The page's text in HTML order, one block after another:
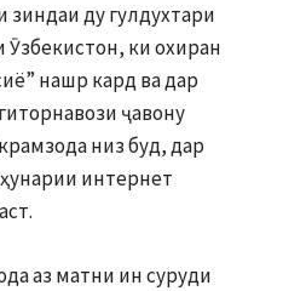
зиндаи ду гулдухтари
Ӯзбекистон, ки охиран
нашр кард ва дар
ҷавону
низ буд, дар
интернет
аз матни ин суруди